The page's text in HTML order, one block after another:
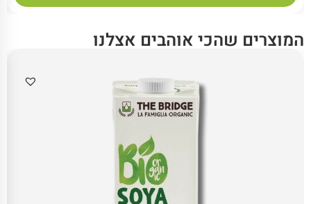
המוצרים שהכי אוהבים אצלנו